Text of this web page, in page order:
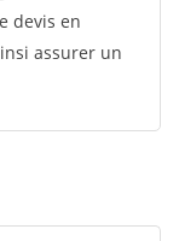
devis en
assurer un